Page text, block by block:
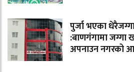
पुर्जा भएका
:बाणगंगामा जग्गा
अपनाउन नगरको